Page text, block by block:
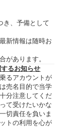
き、予備として
新情報は随時お
があります。
るお知らせ
るアカウントが
売名目的で当学
分注意してくだ
て受けたいかな
切責任を負いま
トの利用を心が